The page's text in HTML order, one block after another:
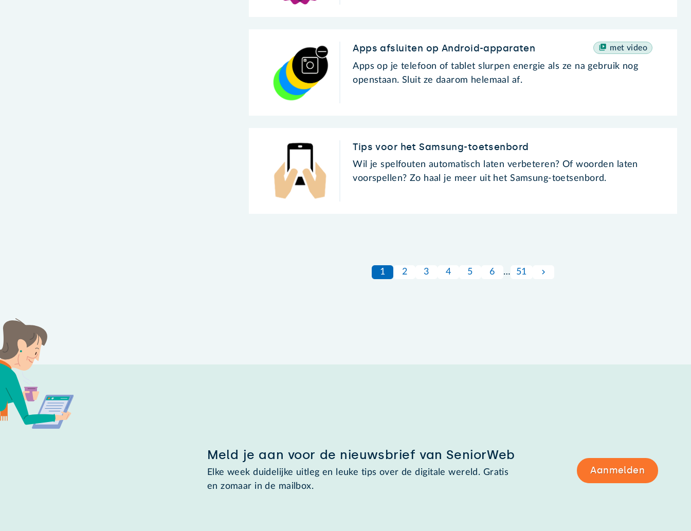
met video
Apps afsluiten op Android-apparaten
Apps op je telefoon of tablet slurpen energie als ze na gebruik nog
openstaan. Sluit ze daarom helemaal af.
Tips voor het Samsung-toetsenbord
Wil je spelfouten automatisch laten verbeteren? Of woorden laten
voorspellen? Zo haal je meer uit het Samsung-toetsenbord.
1 2 3 4 5 6 … 51
Meld je aan voor de nieuwsbrief van SeniorWeb
Elke week duidelijke uitleg en leuke tips over de digitale wereld. Gratis
en zomaar in de mailbox.
Aanmelden